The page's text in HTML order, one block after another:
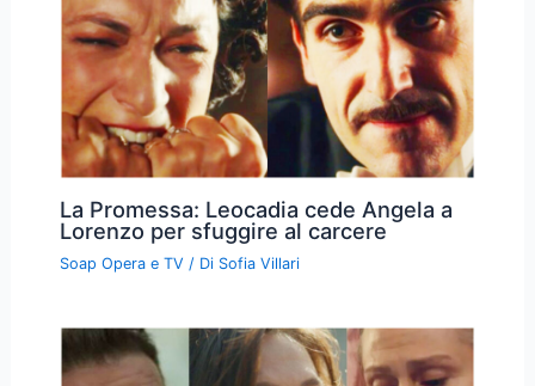
La Promessa: Leocadia cede Angela a
Lorenzo per sfuggire al carcere
Soap Opera e TV / Di Sofia Villari